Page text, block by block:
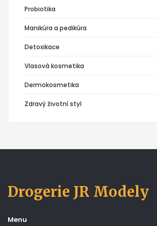
Probiotika
Manikúra a pedikúra
Detoxikace
Vlasová kosmetika
Dermokosmetika
Zdravý životní styl
Drogerie JR Modely
Menu